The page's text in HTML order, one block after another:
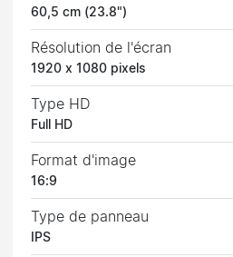
60,5 cm (23.8")
Résolution de l'écran
1920 x 1080 pixels
Type HD
Full HD
Format d'image
16:9
Type de panneau
IPS